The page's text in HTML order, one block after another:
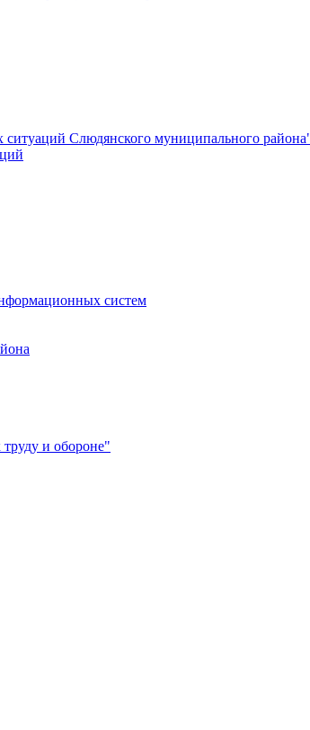
Слюдянского муниципального
систем
и обороне"